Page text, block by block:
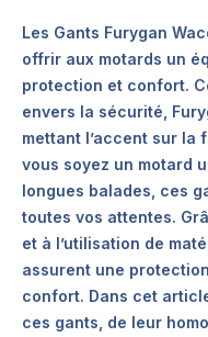
Les Gants Furygan
offrir aux motards un
protection et confort.
envers la sécurité,
mettant l’accent sur la
vous soyez un motard
longues balades, ces
toutes vos attentes.
et à l’utilisation de
assurent une
confort. Dans cet
ces gants, de leur